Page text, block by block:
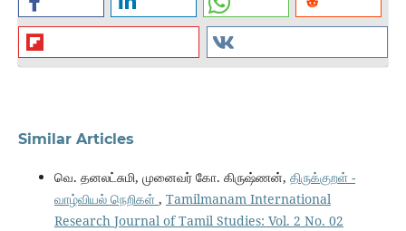
Similar Articles
வெ. தனலட்சுமி, முனைவர் கோ. கிருஷ்ணன், திருக்குறள் -
வாழ்வியல் நெறிகள் , Tamilmanam International
Research Journal of Tamil Studies: Vol. 2 No. 02